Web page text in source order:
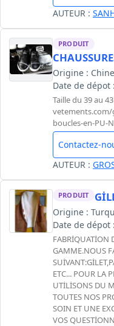
AUTEUR :
PRODUIT
Origine :
Date de dépot
Taille du 39 au
vetements.com/
boucles-en-PU-
Contactez-
AUTEUR :
PRODUIT
Origine :
Date de dépot
FABRİQUATİON
GAMME.NOUS
ETC... POUR LA
UTİLİSONS DU
TOUTES NOS
SOIN ET UNE
VOS